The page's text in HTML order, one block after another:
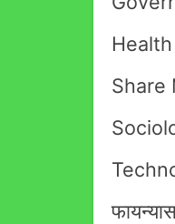
Health
Share